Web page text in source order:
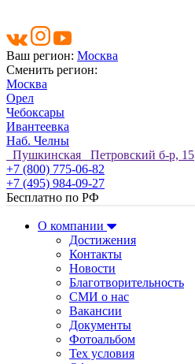
Ваш регион: Москва
Сменить регион:
Москва
Орел
Чебоксары
Ивантеевка
Наб. Челны
Пушкинская Петровский б-р, 15
+7 (800) 775-06-82
+7 (495) 984-09-27
Бесплатно по РФ
О компании
Достижения
Контакты
Новости
Благотворительность
СМИ о нас
Вакансии
Документы
Фотоальбом
Тех условия